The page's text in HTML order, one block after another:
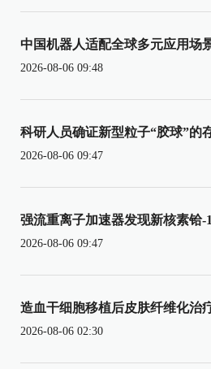
中国机器人适配全球多元应用场
2026-08-06 09:48
科研人员确证新型粒子“胶球”的
2026-08-06 09:47
强流重离子加速器发现新核素铪-
2026-08-06 09:47
造血干细胞移植后皮肤纤维化治
2026-08-06 02:30